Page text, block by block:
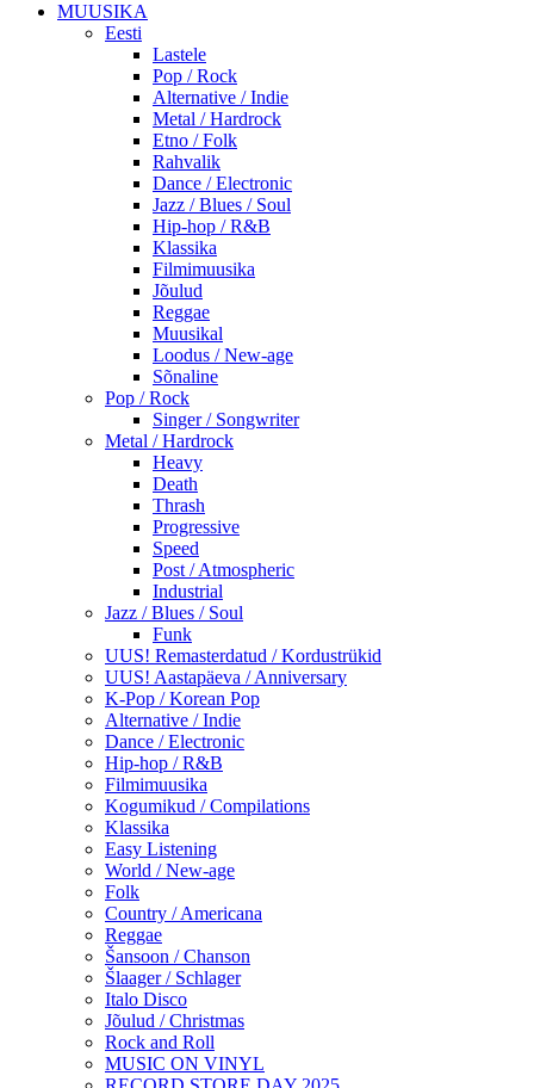
MUUSIKA
Eesti
Lastele
Pop / Rock
Alternative / Indie
Metal / Hardrock
Etno / Folk
Rahvalik
Dance / Electronic
Jazz / Blues / Soul
Hip-hop / R&B
Klassika
Filmimuusika
Jõulud
Reggae
Muusikal
Loodus / New-age
Sõnaline
Pop / Rock
Singer / Songwriter
Metal / Hardrock
Heavy
Death
Thrash
Progressive
Speed
Post / Atmospheric
Industrial
Jazz / Blues / Soul
Funk
UUS! Remasterdatud / Kordustrükid
UUS! Aastapäeva / Anniversary
K-Pop / Korean Pop
Alternative / Indie
Dance / Electronic
Hip-hop / R&B
Filmimuusika
Kogumikud / Compilations
Klassika
Easy Listening
World / New-age
Folk
Country / Americana
Reggae
Šansoon / Chanson
Šlaager / Schlager
Italo Disco
Jõulud / Christmas
Rock and Roll
MUSIC ON VINYL